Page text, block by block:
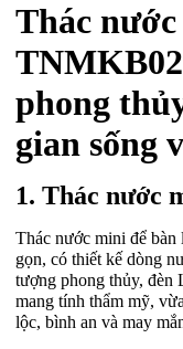
Thác
phong
gian sống
1. Thác nước
Thác nước mini để bàn
gọn, có thiết kế dòng
tượng phong thủy, đèn
mang tính thẩm mỹ,
lộc, bình an và may